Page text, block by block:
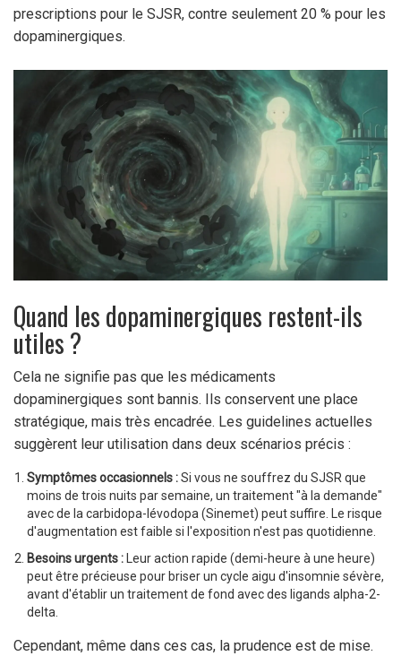
prescriptions pour le SJSR, contre seulement 20 % pour les
dopaminergiques.
Quand les dopaminergiques restent-ils
utiles ?
Cela ne signifie pas que les médicaments
dopaminergiques sont bannis. Ils conservent une place
stratégique, mais très encadrée. Les guidelines actuelles
suggèrent leur utilisation dans deux scénarios précis :
Symptômes occasionnels :Si vous ne souffrez du SJSR que
moins de trois nuits par semaine, un traitement "à la demande"
avec de la carbidopa-lévodopa (Sinemet) peut suffire. Le risque
d'augmentation est faible si l'exposition n'est pas quotidienne.
Besoins urgents : Leur action rapide (demi-heure à une heure)
peut être précieuse pour briser un cycle aigu d'insomnie sévère,
avant d'établir un traitement de fond avec des ligands alpha-2-
delta.
Cependant, même dans ces cas, la prudence est de mise.